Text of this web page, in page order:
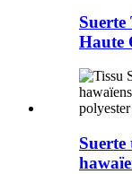
Suerte
Haute
Suerte